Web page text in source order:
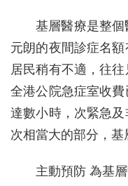
基層醫療是整個
元朗的夜間診症名
居民稍有不適，往
全港公院急症室收
達數小時，次緊急
次相當大的部分，基
主動預防 為基